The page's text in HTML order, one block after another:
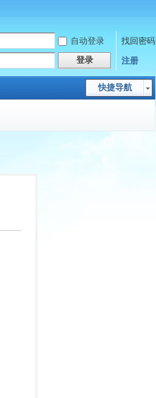
自动登录
找回密码
登录 注册
快捷导航